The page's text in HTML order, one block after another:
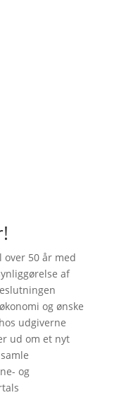
50 år med
af
og ønske
udgiverne
ud om et nyt
og